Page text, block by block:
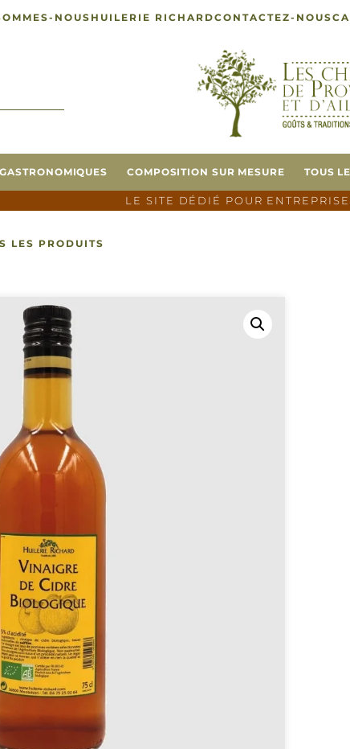
NOUSHUILERIE RICHARDCONTACTEZ-NOUS
COMPOSITION SUR MESURE TOUS
LE SITE DÉDIÉ POUR
LES PRODUITS